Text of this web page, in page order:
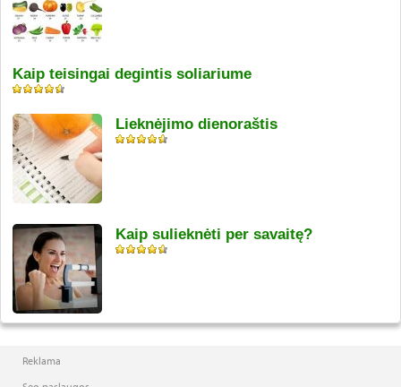
Kaip teisingai degintis soliariume
Lieknėjimo dienoraštis
Kaip sulieknėti per savaitę?
Reklama